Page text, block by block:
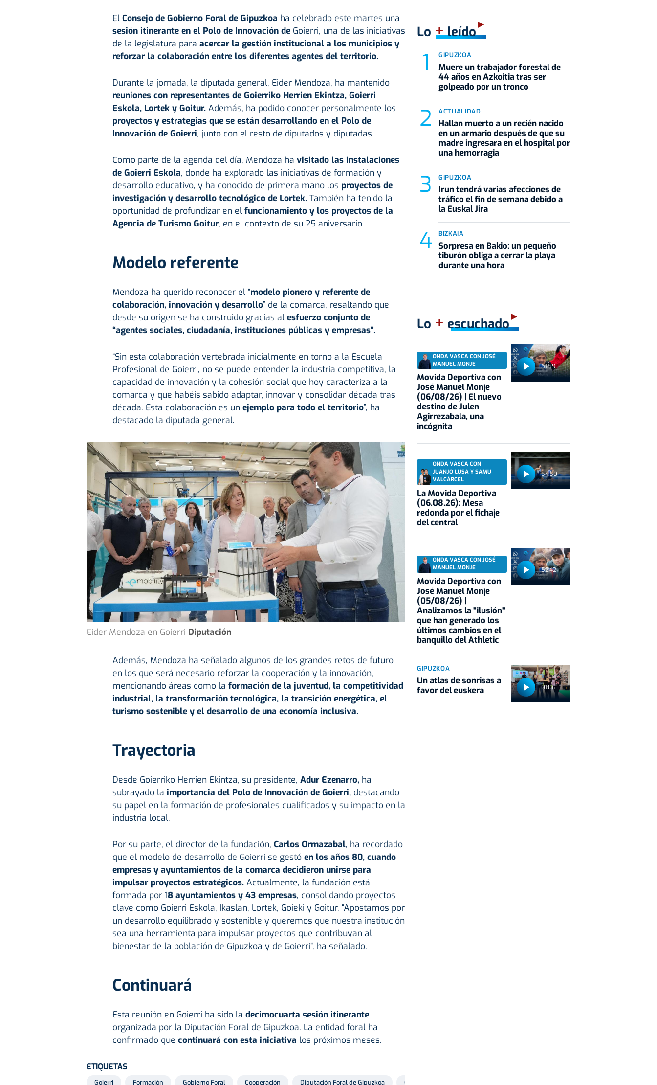
El Consejo de Gobierno Foral de Gipuzkoa ha celebrado este martes una
sesión itinerante en el Polo de Innovación deGoierri, una de las iniciativas
de la legislatura para acercar la gestión institucional a los municipios y
reforzar la colaboración entre los diferentes agentes del territorio.
Durante la jornada, la diputada general, Eider Mendoza, ha mantenido
reuniones con representantes de Goierriko Herrien Ekintza, Goierri
Eskola, Lortek y Goitur.Además, ha podido conocer personalmente los
proyectos y estrategias que se están desarrollando en el Polo de
Innovación de Goierri, junto con el resto de diputados y diputadas.
Como parte de la agenda del día, Mendoza ha visitado las instalaciones
de Goierri Eskola, donde ha explorado las iniciativas de formación y
desarrollo educativo, y ha conocido de primera mano los proyectos de
investigación y desarrollo tecnológico de Lortek. También ha tenido la
oportunidad de profundizar en el funcionamiento y los proyectos de la
Agencia de Turismo Goitur, en el contexto de su 25 aniversario.
Modelo referente
Mendoza ha querido reconocer el “modelo pionero y referente de
colaboración, innovación y desarrollo” de la comarca, resaltando que
desde su origen se ha construido gracias alesfuerzo conjunto de
“agentes sociales, ciudadanía, instituciones públicas y empresas”.
“Sin esta colaboración vertebrada inicialmente en torno a la Escuela
Profesional de Goierri, no se puede entender la industria competitiva, la
capacidad de innovación y la cohesión social que hoy caracteriza a la
comarca y que habéis sabido adaptar, innovar y consolidar década tras
década. Esta colaboración es un ejemplo para todo el territorio”, ha
destacado la diputada general.
Eider Mendoza en Goierri Diputación
Además, Mendoza ha señalado algunos de los grandes retos de futuro
en los que será necesario reforzar la cooperación y la innovación,
mencionando áreas como la formación de la juventud, la competitividad
industrial, la transformación tecnológica, la transición energética, el
turismo sostenible y el desarrollo de una economía inclusiva.
Trayectoria
Desde Goierriko Herrien Ekintza, su presidente, Adur Ezenarro,ha
subrayado la importancia del Polo de Innovación de Goierri,destacando
su papel en la formación de profesionales cualificados y su impacto en la
industria local.
Por su parte, el director de la fundación, Carlos Ormazabal, ha recordado
que el modelo de desarrollo de Goierri se gestó en los años 80, cuando
empresas y ayuntamientos de la comarca decidieron unirse para
impulsar proyectos estratégicos. Actualmente, la fundación está
formada por 18 ayuntamientos y 43 empresas, consolidando proyectos
clave como Goierri Eskola, Ikaslan, Lortek, Goieki y Goitur. “Apostamos por
un desarrollo equilibrado y sostenible y queremos que nuestra institución
sea una herramienta para impulsar proyectos que contribuyan al
bienestar de la población de Gipuzkoa y de Goierri”, ha señalado.
Continuará
Esta reunión en Goierri ha sido la decimocuarta sesión itinerante
organizada por la Diputación Foral de Gipuzkoa. La entidad foral ha
confirmado que continuará con esta iniciativa los próximos meses.
ETIQUETAS
Goierri Formación Gobierno Foral Cooperación Diputación Foral de Gipuzkoa Goieki
Lo +leído
GIPUZKOA
Muere un trabajador forestal de
44 años en Azkoitia tras ser
golpeado por un tronco
ACTUALIDAD
Hallan muerto a un recién nacido
en un armario después de que su
madre ingresara en el hospital por
una hemorragia
GIPUZKOA
Irun tendrá varias afecciones de
tráfico el fin de semana debido a
la Euskal Jira
BIZKAIA
Sorpresa en Bakio: un pequeño
tiburón obliga a cerrar la playa
durante una hora
Lo + escuchado
51:59
ONDA VASCA CON JOSÉ
MANUEL MONJE
Movida Deportiva con
José Manuel Monje
(06/08/26) | El nuevo
destino de Julen
Agirrezabala, una
incógnita
54:50
ONDA VASCA CON
JUANJO LUSA Y SAMU
VALCÁRCEL
La Movida Deportiva
(06.08.26): Mesa
redonda por el fichaje
del central
52:42
ONDA VASCA CON JOSÉ
MANUEL MONJE
Movida Deportiva con
José Manuel Monje
(05/08/26) |
Analizamos la "ilusión"
que han generado los
últimos cambios en el
banquillo del Athletic
01:06
GIPUZKOA
Un atlas de sonrisas a
favor del euskera